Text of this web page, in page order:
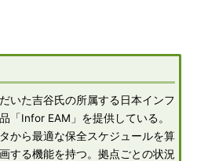
いた吉谷氏の所属する日本インフ
「Infor EAM」を提供している。
から最適な保全スケジュールを算
する機能を持つ。拠点ごとの状況